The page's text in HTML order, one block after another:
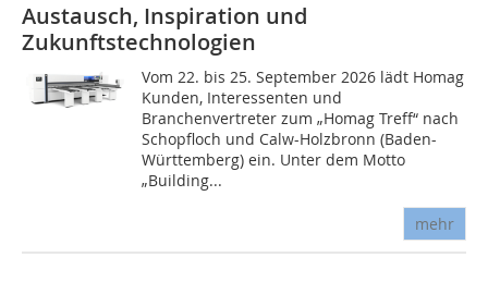
Austausch, Inspiration und
Zukunftstechnologien
Vom 22. bis 25. September 2026 lädt Homag
Kunden, Interessenten und
Branchenvertreter zum „Homag Treff“ nach
Schopfloch und Calw-Holzbronn (Baden-
Württemberg) ein. Unter dem Motto
„Building...
mehr